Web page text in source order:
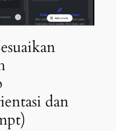
dan